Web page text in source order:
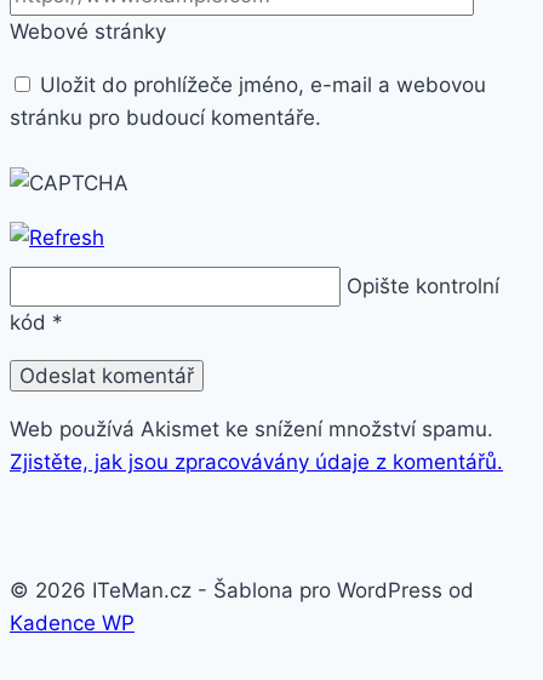
Webové stránky
Uložit do prohlížeče jméno, e-mail a webovou
stránku pro budoucí komentáře.
Opište kontrolní
kód *
Web používá Akismet ke snížení množství spamu.
Zjistěte, jak jsou zpracovávány údaje z komentářů.
© 2026 ITeMan.cz - Šablona pro WordPress od
Kadence WP